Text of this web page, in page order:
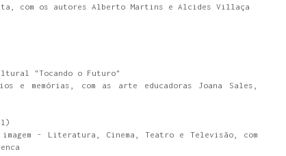
com os autores Alberto Martins e Alcides Villaça
"Tocando o Futuro"
e memórias, com as arte educadoras Joana Sales,
- Literatura, Cinema, Teatro e Televisão, com